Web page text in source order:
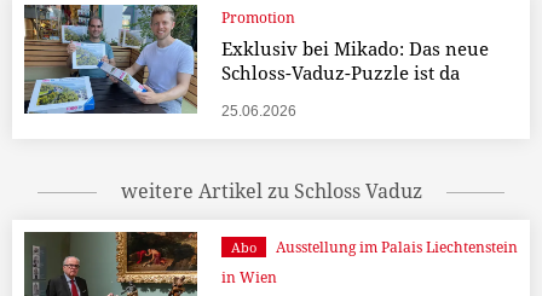
Promotion
Exklusiv bei Mikado: Das neue
Schloss-Vaduz-Puzzle ist da
25.06.2026
weitere Artikel zu Schloss Vaduz
Abo
Ausstellung im Palais Liechtenstein
in Wien